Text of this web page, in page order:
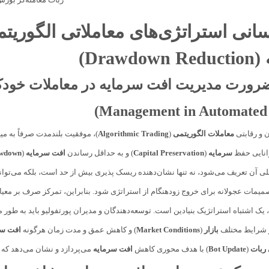
استراتژی‌های معاملاتی
(Drawdown Reduction)
مدیریت افت سرمایه
Management in Automated
و رقابتیمعاملات الگوریتمی (
Algorithmic Trading)، موفقیت بلندمدت صرفاً به
حفظسرمایه (
Capital Preservation) و به حداقل رساندن افت سرمایه (
آن تعریف می‌شود، نه تنها نشان‌دهنده ریسک پذیری بیش از حد است، بلکه
عجولانه برای خروج زودهنگام از استراتژی شود. بنابراین، تمرکز صرف بر
اشتباه استراتژیک بنیادین است. توسعه‌دهندگان و مدیران پورتفولیو باید به
شرایط مختلف بازار (
Market Conditions) و کاهش عمق و مدت زمان هرگونه افت
ربات (
Bot Update) با هدف محوری کاهش افت سرمایه می‌پردازد و نشان می‌دهد که